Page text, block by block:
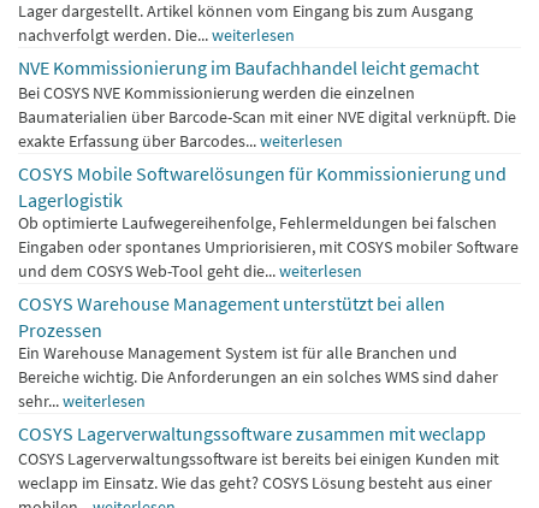
Lager dargestellt. Artikel können vom Eingang bis zum Ausgang
nachverfolgt werden. Die...weiterlesen
NVE Kommissionierung im Baufachhandel leicht gemacht
Bei COSYS NVE Kommissionierung werden die einzelnen
Baumaterialien über Barcode-Scan mit einer NVE digital verknüpft. Die
exakte Erfassung über Barcodes...weiterlesen
COSYS Mobile Softwarelösungen für Kommissionierung und
Lagerlogistik
Ob optimierte Laufwegereihenfolge, Fehlermeldungen bei falschen
Eingaben oder spontanes Umpriorisieren, mit COSYS mobiler Software
und dem COSYS Web-Tool geht die...weiterlesen
COSYS Warehouse Management unterstützt bei allen
Prozessen
Ein Warehouse Management System ist für alle Branchen und
Bereiche wichtig. Die Anforderungen an ein solches WMS sind daher
sehr...weiterlesen
COSYS Lagerverwaltungssoftware zusammen mit weclapp
COSYS Lagerverwaltungssoftware ist bereits bei einigen Kunden mit
weclapp im Einsatz. Wie das geht? COSYS Lösung besteht aus einer